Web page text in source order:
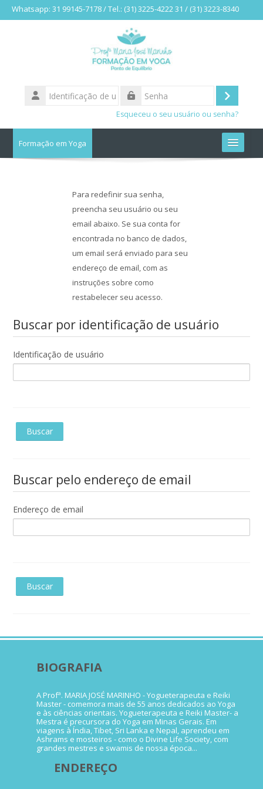
Whatsapp: ​31 99145-7178 / Tel.: (31) 3225-4222 31 / (31) 3223-8340
Identificação
de
Acessar
Esqueceu o seu usuário ou senha?
Formação em Yoga
Buscar
cursos
Enviar
Para redefinir sua senha,
preencha seu usuário ou seu
email abaixo. Se sua conta for
encontrada no banco de dados,
um email será enviado para seu
endereço de email, com as
instruções sobre como
restabelecer seu acesso.
Buscar por identificação de usuário
Identificação de usuário
Buscar pelo endereço de email
Endereço de email
BIOGRAFIA
A Profª. MARIA JOSÉ MARINHO - Yogueterapeuta e Reiki
Master - comemora mais de 55 anos dedicados ao Yoga
e às ciências orientais. Yogueterapeuta e Reiki Master- a
Mestra é precursora do Yoga em Minas Gerais. Em
viagens à Índia, Tibet, Sri Lanka e Nepal, aprendeu em
Ashrams e mosteiros - como o Divine Life Society, com
grandes mestres e swamis de nossa época...
ENDEREÇO